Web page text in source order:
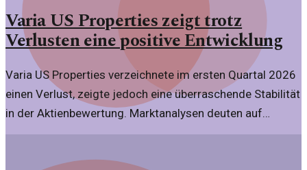
Varia US Properties zeigt trotz
Verlusten eine positive Entwicklung
Varia US Properties verzeichnete im ersten Quartal 2026
einen Verlust, zeigte jedoch eine überraschende Stabilität
in der Aktienbewertung. Marktanalysen deuten auf